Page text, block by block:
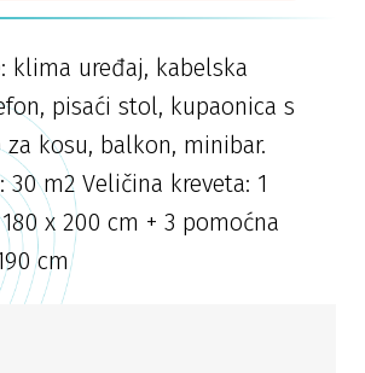
klima uređaj, kabelska
pisaći stol, kupaonica s
kosu, balkon, minibar.
30 m2 Veličina kreveta: 1
x 200 cm + 3 pomoćna
cm